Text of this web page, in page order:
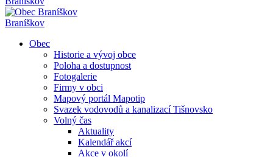
Braníškov
Obec
Historie a vývoj obce
Poloha a dostupnost
Fotogalerie
Firmy v obci
Mapový portál Mapotip
Svazek vodovodů a kanalizací Tišnovsko
Volný čas
Aktuality
Kalendář akcí
Akce v okolí